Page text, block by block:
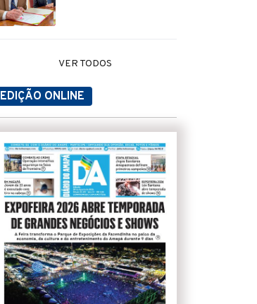
VER TODOS
EDIÇÃO ONLINE